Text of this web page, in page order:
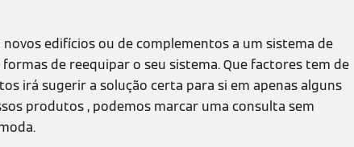
edifícios ou de complementos a um sistema de
de reequipar o seu sistema. Que factores tem de
irá sugerir a solução certa para si em apenas alguns
produtos , podemos marcar uma consulta sem